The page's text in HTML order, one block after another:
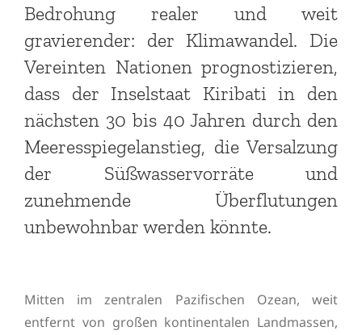
Bedrohung realer und weit
gravierender: der Klimawandel. Die
Vereinten Nationen prognostizieren,
dass der Inselstaat Kiribati in den
nächsten 30 bis 40 Jahren durch den
Meeresspiegelanstieg, die Versalzung
der Süßwasservorräte und
zunehmende Überflutungen
unbewohnbar werden könnte.
Mitten im zentralen Pazifischen Ozean, weit
entfernt von großen kontinentalen Landmassen,